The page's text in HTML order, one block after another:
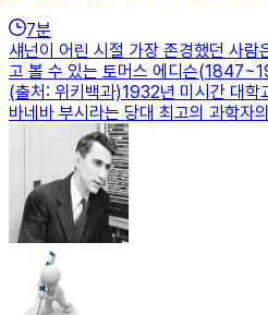
7분
섀넌이 어린 시절 가장 존경했던 사
고 볼 수 있는 토머스 에디슨
(출처: 위키백과)1932년 미시간 대학
바네바 부시라는 당대 최고의 과학자